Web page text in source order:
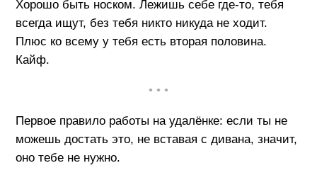
Хорошо быть носком. Лежишь себе где-то, тебя
всегда ищут, без тебя никто никуда не ходит.
Плюс ко всему у тебя есть вторая половина.
Кайф.
• • •
Первое правило работы на удалёнке: если ты не
можешь достать это, не вставая с дивана, значит,
оно тебе не нужно.